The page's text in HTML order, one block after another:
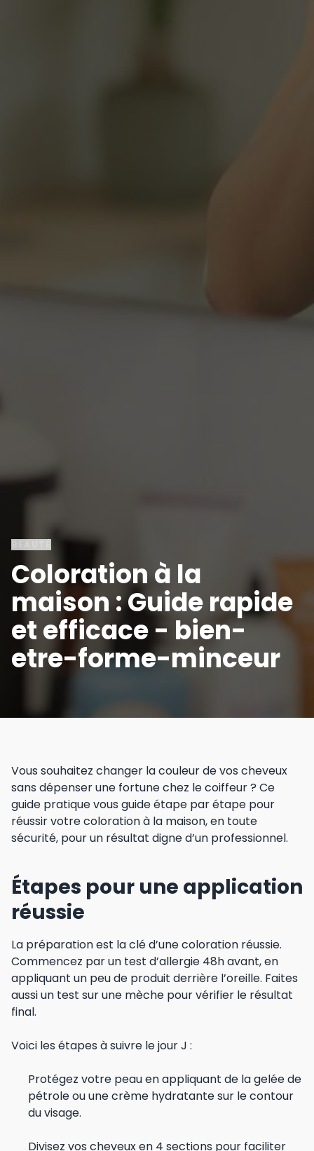
Coloration à la
maison : Guide rapide
et efficace - bien-
etre-forme-minceur
Vous souhaitez changer la couleur de vos cheveux
sans dépenser une fortune chez le coiffeur ? Ce
guide pratique vous guide étape par étape pour
réussir votre coloration à la maison, en toute
sécurité, pour un résultat digne d’un professionnel.
Étapes pour une application
réussie
La préparation est la clé d’une coloration réussie.
Commencez par un test d’allergie 48h avant, en
appliquant un peu de produit derrière l’oreille. Faites
aussi un test sur une mèche pour vérifier le résultat
final.
Voici les étapes à suivre le jour J :
Protégez votre peau en appliquant de la gelée de
pétrole ou une crème hydratante sur le contour
du visage.
Divisez vos cheveux en 4 sections pour faciliter